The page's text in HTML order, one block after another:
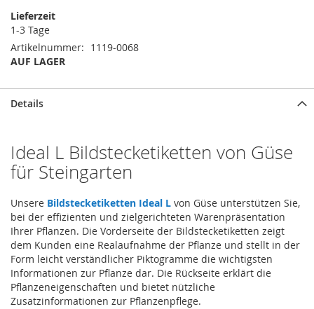
Lieferzeit
1-3 Tage
Artikelnummer
1119-0068
AUF LAGER
Details
Ideal L Bildstecketiketten von Güse
für Steingarten
Unsere Bildstecketiketten Ideal L von Güse unterstützen Sie,
bei der effizienten und zielgerichteten Warenpräsentation
Ihrer Pflanzen. Die Vorderseite der Bildstecketiketten zeigt
dem Kunden eine Realaufnahme der Pflanze und stellt in der
Form leicht verständlicher Piktogramme die wichtigsten
Informationen zur Pflanze dar. Die Rückseite erklärt die
Pflanzeneigenschaften und bietet nützliche
Zusatzinformationen zur Pflanzenpflege.